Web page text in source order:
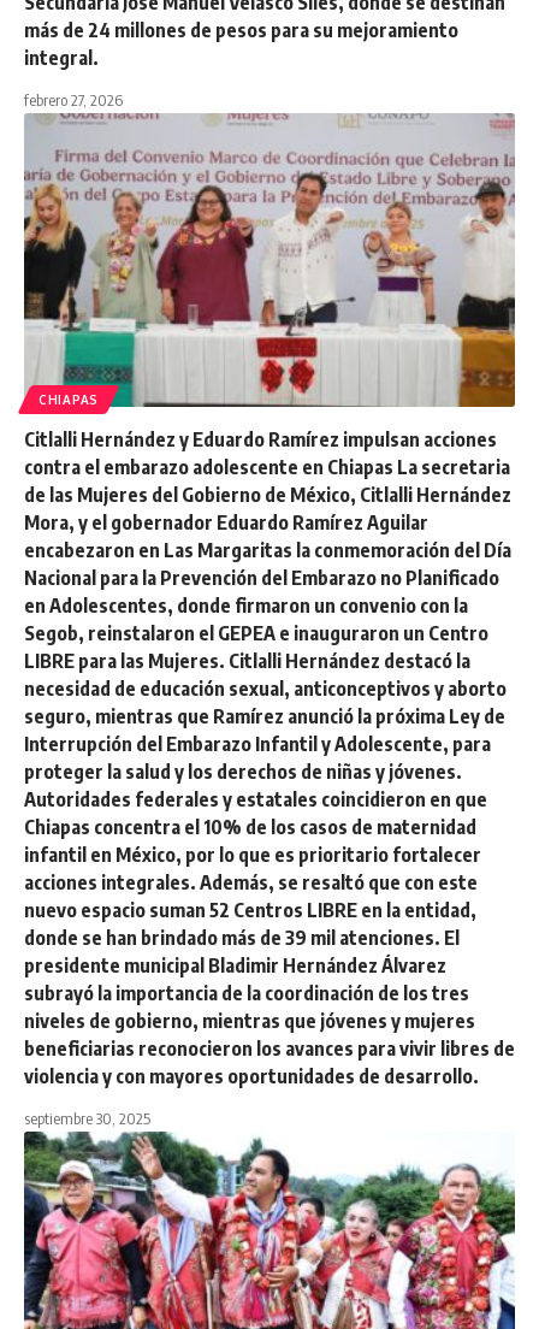
más de 24 millones de pesos para su mejoramiento
integral.
febrero 27, 2026
CHIAPAS
Citlalli Hernández y Eduardo Ramírez impulsan acciones
contra el embarazo adolescente en Chiapas La secretaria
de las Mujeres del Gobierno de México, Citlalli Hernández
Mora, y el gobernador Eduardo Ramírez Aguilar
encabezaron en Las Margaritas la conmemoración del Día
Nacional para la Prevención del Embarazo no Planificado
en Adolescentes, donde firmaron un convenio con la
Segob, reinstalaron el GEPEA e inauguraron un Centro
LIBRE para las Mujeres. Citlalli Hernández destacó la
necesidad de educación sexual, anticonceptivos y aborto
seguro, mientras que Ramírez anunció la próxima Ley de
Interrupción del Embarazo Infantil y Adolescente, para
proteger la salud y los derechos de niñas y jóvenes.
Autoridades federales y estatales coincidieron en que
Chiapas concentra el 10% de los casos de maternidad
infantil en México, por lo que es prioritario fortalecer
acciones integrales. Además, se resaltó que con este
nuevo espacio suman 52 Centros LIBRE en la entidad,
donde se han brindado más de 39 mil atenciones. El
presidente municipal Bladimir Hernández Álvarez
subrayó la importancia de la coordinación de los tres
niveles de gobierno, mientras que jóvenes y mujeres
beneficiarias reconocieron los avances para vivir libres de
violencia y con mayores oportunidades de desarrollo.
septiembre 30, 2025